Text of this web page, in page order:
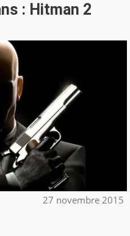
: Hitman 2
27 novembre 2015